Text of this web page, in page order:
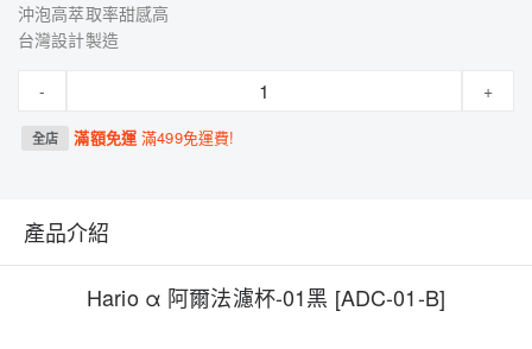
沖泡高萃取率甜感高
台灣設計製造
- +
全店 滿額免運滿499免運費!
產品介紹
Hario α 阿爾法濾杯-01黑 [ADC-01-B]